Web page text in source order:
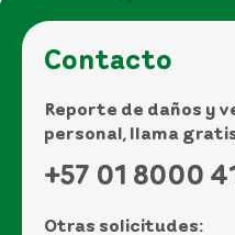
Contacto
Reporte de daños y
personal, llama
+57 01 8000
Otras solicitudes: